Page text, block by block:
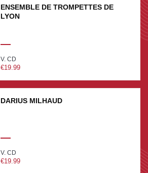
ENSEMBLE DE TROMPETTES DE
LYON
V. CD
€19.99
DARIUS MILHAUD
V. CD
€19.99